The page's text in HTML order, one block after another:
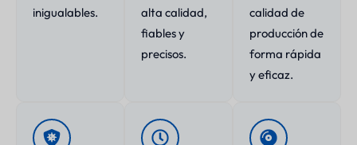
inigualables.
alta calidad,
fiables y
precisos.
calidad de
producción de
forma rápida
y eficaz.